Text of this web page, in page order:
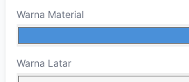
Warna Material
Warna Latar